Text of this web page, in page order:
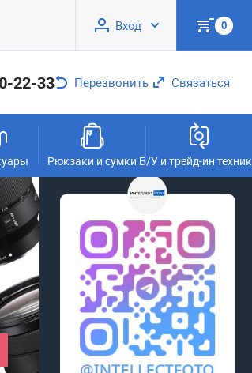
Вход 0
22-33 Перезвонить Связаться
Рюкзаки и сумки Б/У и трейд-ин